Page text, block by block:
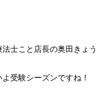
士こと店長の奥田きょう
受験シーズンですね！